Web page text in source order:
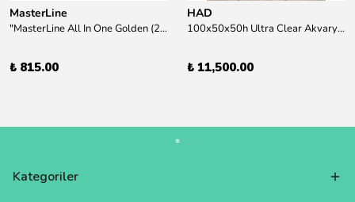
MasterLine
"MasterLine All In One Golden (200 ml) Daha yüksek zorluk derecesine sahip bitkiler için Özel formül Tam Besin "
₺ 815.00
HAD
100x50x50h Ultra Clear Akvaryum 10mm 90derece Birleşim /Sadece Otobüs Kargosu ile Gönderim Yapılır !
₺ 11,500.00
Kategoriler